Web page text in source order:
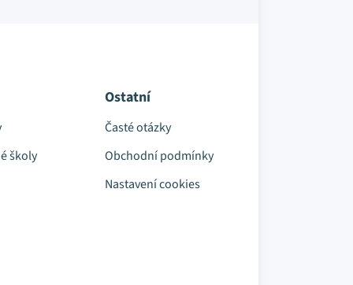
školy
Ostatní
Časté otázky
Obchodní podmínky
Nastavení cookies